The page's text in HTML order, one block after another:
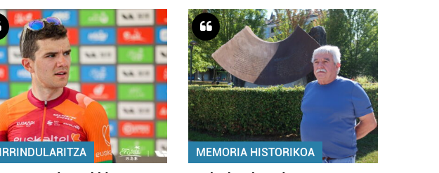
MEMORIA HISTORIKOA